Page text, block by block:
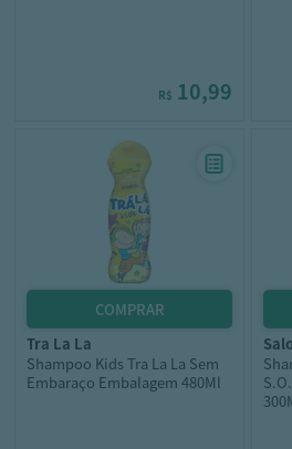
R$ 10,99
tra la la
Shampoo Kids Tra La La Sem
Embaraço Embalagem 480Ml